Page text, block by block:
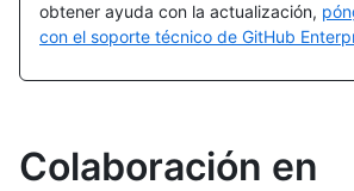
obtener ayuda con la actualización,
con el soporte técnico de GitHub
Colaboración en